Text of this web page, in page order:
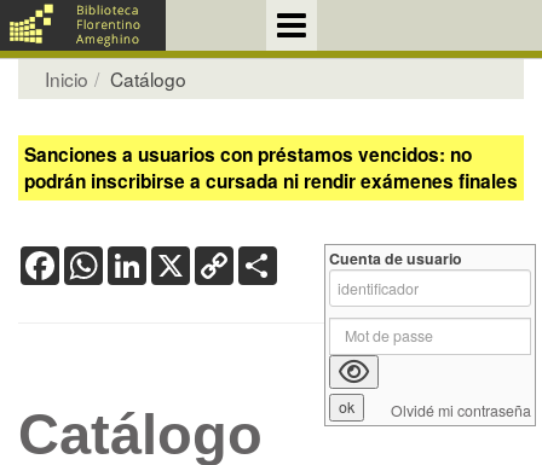
Inicio Catálogo
Sanciones a usuarios con préstamos vencidos: no
podrán inscribirse a cursada ni rendir exámenes finales
FacebookWhatsApp
LinkedIn
X Copy
Link
Catálogo
Cuenta de usuario
Olvidé mi contraseña